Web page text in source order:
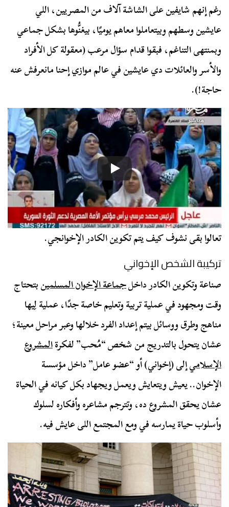
رغم إنهم شايفين على الشاشة آلاف من المصريين، اللي
عايشين وسطهم وبيتعاملوا معاهم يوميًا، بيغنُّوها بشكل جماعي
وبمنتهى التناغم، فبقوا قدام سؤال مرعب (معقولة كل الأفراد
والأسر والعائلات دي عايشين في عالم موازي إحنا مانعرفش عنه
حاجة!).
تعالوا بقى نشوف كيف يتم تكوين الكادر الإخوانجي.
تركيبة الشخص الإخواني
صناعة وتكوين الكادر داخلجماعة الإخوان المسلمينبتحتاج
وقت ومجهود في عملية تربية وتعليم خاصة جدًا، عملية لِيها
مناهج وطرق ووسائل بيتم إعداد الفرد خلالها وعبر مراحل معينة؛
عشان يتحول بالتدريج من شخص “مُحب” لفكرةالمشروع
الإسلاميإلى (إخواني) أو “عضو عامل” داخل مؤسسة
الإخوان.. يعيش ويتعايش ويعمل ويجهاد بكل كيانه في الحياة
عشان يحقق المشروع ده، وتترجم مشاعره وأفكاره لسلوك
وأسلوب حياة يمارسه في ومع المجتمع اللى عايش فيه.